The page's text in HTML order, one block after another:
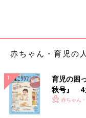
ポリ袋にハンドタオ
ールを、ママが見守
いボールなので、まだ
かみやすいのがポイン
赤ちゃん・育児の
育児の困
秋号』 4
いっぱい
赤ちゃん